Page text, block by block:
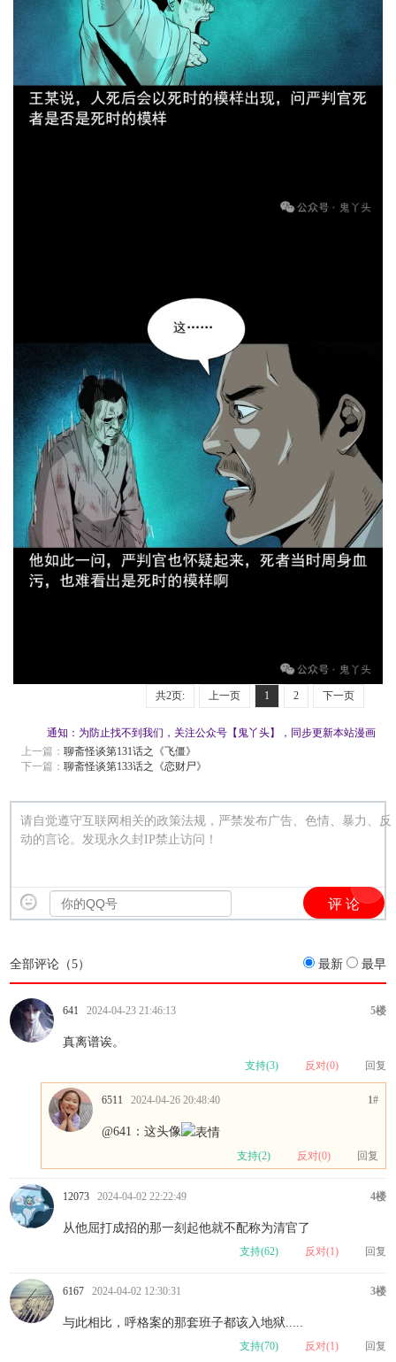
共2页: 上一页 1 2 下一页
通知：为防止找不到我们，关注公众号【鬼丫头】，同步更新本站漫画
上一篇： 聊斋怪谈第131话之《飞僵》
下一篇： 聊斋怪谈第133话之《恋财尸》
请自觉遵守互联网相关的政策法规，严禁发布广告、色情、暴力、反
动的言论。发现永久封IP禁止访问！
全部评论（5） 最新 最早
5楼
641 2024-04-23 21:46:13
真离谱诶。
支持(3) 反对(0) 回复
1#
6511 2024-04-26 20:48:40
@641 ：这头像
支持(2) 反对(0) 回复
4楼
12073 2024-04-02 22:22:49
从他屈打成招的那一刻起他就不配称为清官了
支持(62) 反对(1) 回复
3楼
6167 2024-04-02 12:30:31
与此相比，呼格案的那套班子都该入地狱.....
支持(70) 反对(1) 回复